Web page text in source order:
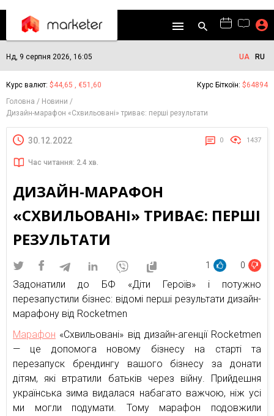
Нд, 9 серпня 2026, 16:05 UA RU
Курс валют: $44,65 , €51,60 Курс Біткоїн: $64894
Головна
Новини
Дизайн-марафон «Схвильовані» триває: перші результати
30.12.2022 0 1437
Час читання: 2.4 хв.
ДИЗАЙН-МАРАФОН
«СХВИЛЬОВАНІ» ТРИВАЄ: ПЕРШІ
РЕЗУЛЬТАТИ
1 0
Задонатили до БФ «Діти Героїв» і потужно
перезапустили бізнес: відомі перші результати дизайн-
марафону від Rocketmen
Марафон «Схвильовані» від дизайн-агенції Rocketmen
— це допомога новому бізнесу на старті та
перезапуск брендингу вашого бізнесу за донати
дітям, які втратили батьків через війну. Прийдешня
українська зима видалася набагато важчою, ніж усі
ми могли подумати. Тому марафон подовжили